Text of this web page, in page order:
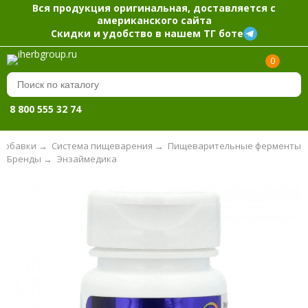
Вся продукция оригинальная, доставляется с
американского сайта
Скидки и удобство в нашем ТГ боте
0
8 800 555 32 74
→ Система пищеварения → Пищеварительные ферменты
Энзаймедика
Бренды →